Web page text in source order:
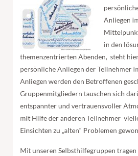
Anliegen
in den
themenzentrierten Abenden, steht
persönliche Anliegen der Teilnehmer
Anliegen werden den Betroffenen
Gruppenmitgliedern tauschen sich
entspannter und vertrauensvoller
mit Hilfe der anderen Teilnehmer
Einsichten zu „alten“ Problemen
Mit unseren Selbsthilfegruppen